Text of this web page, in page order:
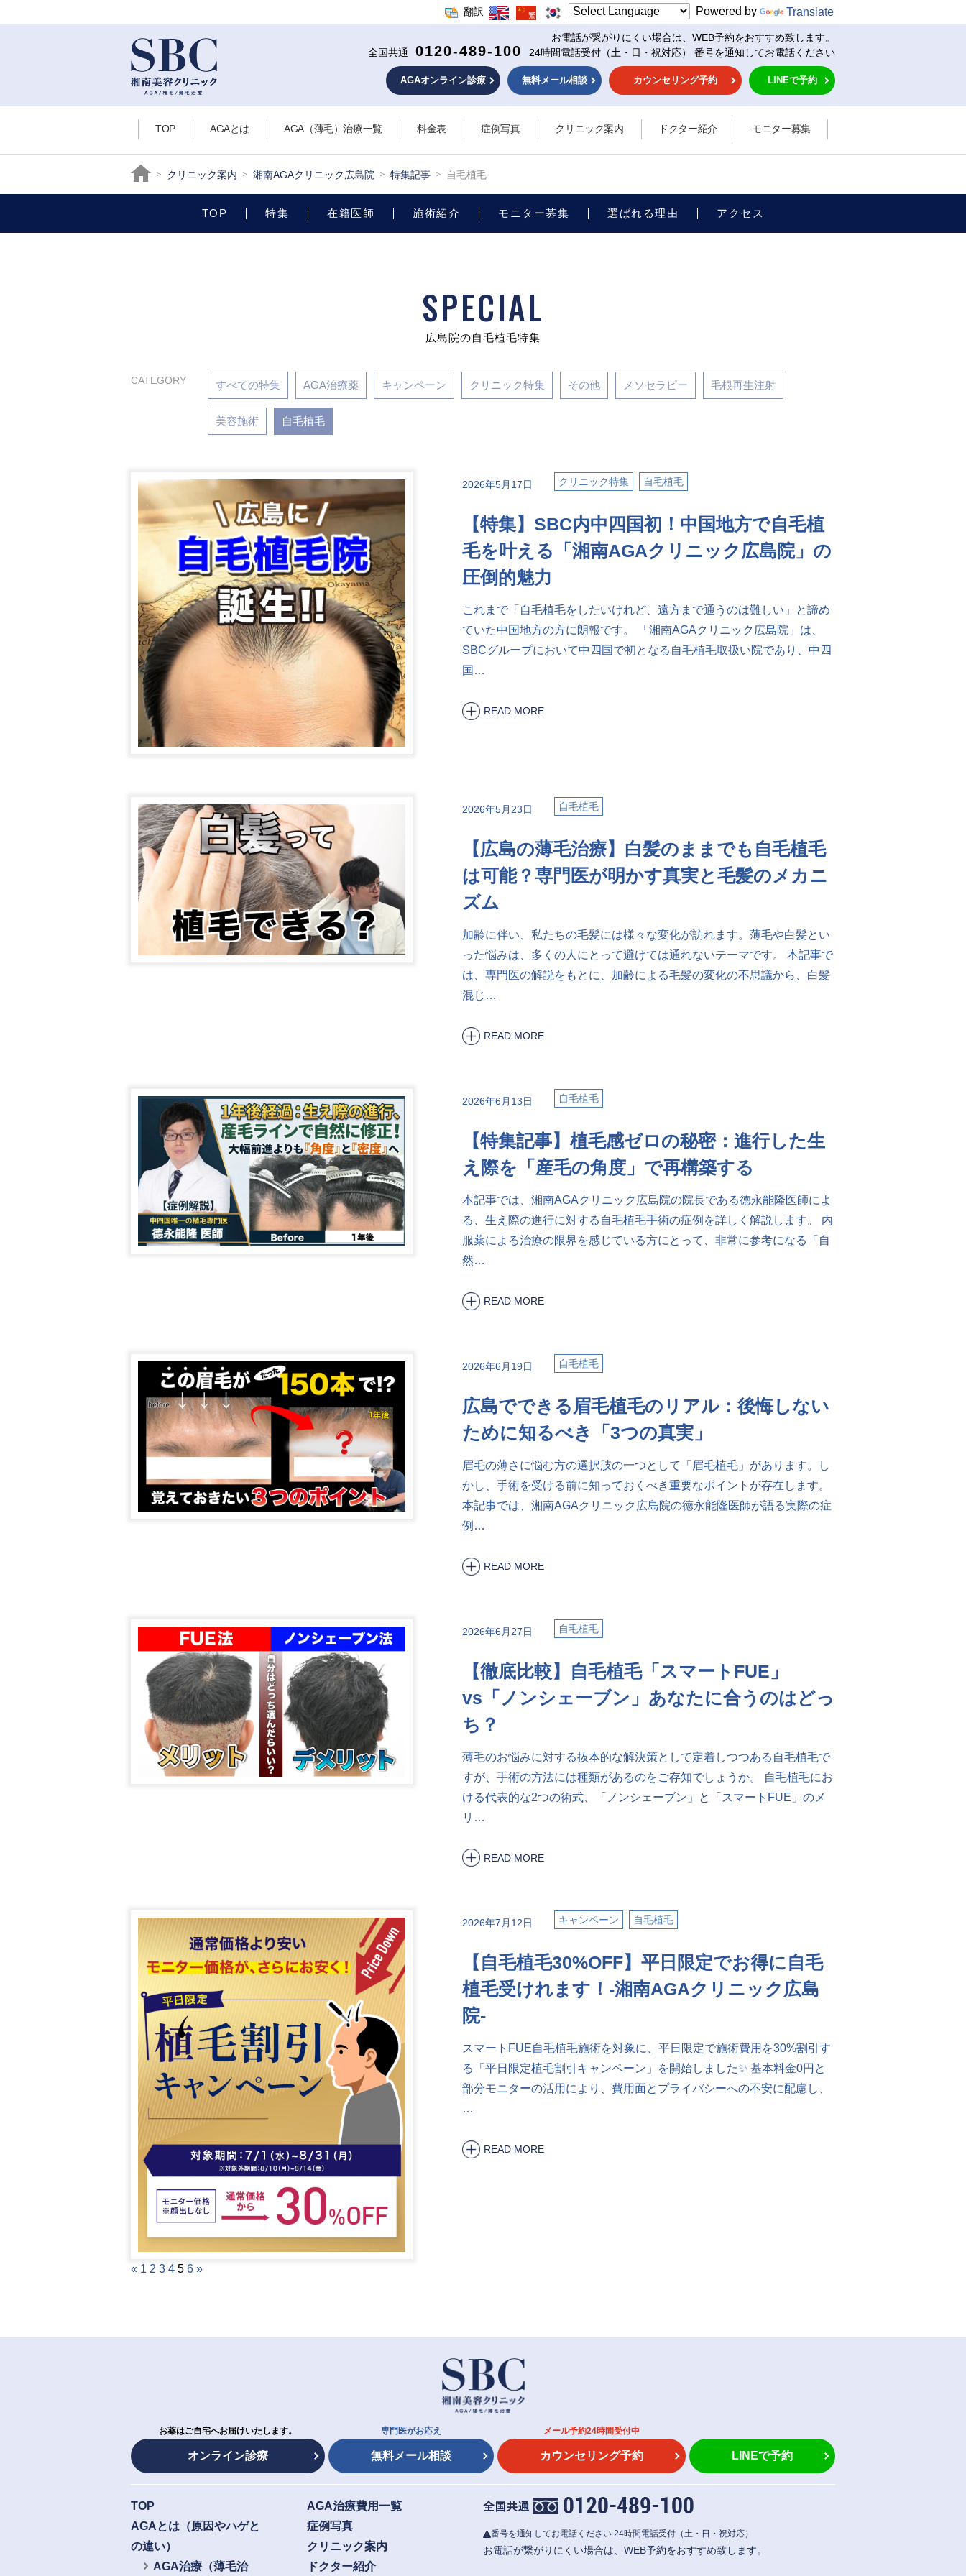
翻訳 Powered by Translate
お電話が繋がりにくい場合は、WEB予約をおすすめ致します。
全国共通
0120-489-100 24時間電話受付 （土・日・祝対応） 番号を通知してお電話ください
AGAオンライン診療 無料メール相談 カウンセリング予約 LINEで予約
TOP AGAとは AGA（薄毛）治療一覧 料金表 症例写真 クリニック案内 ドクター紹介 モニター募集
クリニック案内 湘南AGAクリニック広島院 特集記事 自毛植毛
TOP 特集 在籍医師 施術紹介 モニター募集 選ばれる理由 アクセス
SPECIAL
広島院の自毛植毛特集
CATEGORY すべての特集 AGA治療薬 キャンペーン クリニック特集 その他 メソセラピー 毛根再生注射
美容施術 自毛植毛
2026年5月17日 クリニック特集 自毛植毛
【特集】SBC内中四国初！中国地方で自毛植
毛を叶える「湘南AGAクリニック広島院」の
圧倒的魅力
これまで「自毛植毛をしたいけれど、遠方まで通うのは難しい」と諦め
ていた中国地方の方に朗報です。 「湘南AGAクリニック広島院」は、
SBCグループにおいて中四国で初となる自毛植毛取扱い院であり、中四
国…
READ MORE
2026年5月23日 自毛植毛
【広島の薄毛治療】白髪のままでも自毛植毛
は可能？専門医が明かす真実と毛髪のメカニ
ズム
加齢に伴い、私たちの毛髪には様々な変化が訪れます。薄毛や白髪とい
った悩みは、多くの人にとって避けては通れないテーマです。 本記事で
は、専門医の解説をもとに、加齢による毛髪の変化の不思議から、白髪
混じ…
READ MORE
2026年6月13日 自毛植毛
【特集記事】植毛感ゼロの秘密：進行した生
え際を「産毛の角度」で再構築する
本記事では、湘南AGAクリニック広島院の院長である徳永能隆医師によ
る、生え際の進行に対する自毛植毛手術の症例を詳しく解説します。 内
服薬による治療の限界を感じている方にとって、非常に参考になる「自
然…
READ MORE
2026年6月19日 自毛植毛
広島でできる眉毛植毛のリアル：後悔しない
ために知るべき「3つの真実」
眉毛の薄さに悩む方の選択肢の一つとして「眉毛植毛」があります。し
かし、手術を受ける前に知っておくべき重要なポイントが存在します。
本記事では、湘南AGAクリニック広島院の徳永能隆医師が語る実際の症
例…
READ MORE
2026年6月27日 自毛植毛
【徹底比較】自毛植毛「スマートFUE」
vs「ノンシェーブン」あなたに合うのはどっ
ち？
薄毛のお悩みに対する抜本的な解決策として定着しつつある自毛植毛で
すが、手術の方法には種類があるのをご存知でしょうか。 自毛植毛にお
ける代表的な2つの術式、「ノンシェーブン」と「スマートFUE」のメ
リ…
READ MORE
2026年7月12日 キャンペーン 自毛植毛
【自毛植毛30%OFF】平日限定でお得に自毛
植毛受けれます！-湘南AGAクリニック広島
院-
スマートFUE自毛植毛施術を対象に、平日限定で施術費用を30%割引す
る「平日限定植毛割引キャンペーン」を開始しました✨ 基本料金0円と
部分モニターの活用により、費用面とプライバシーへの不安に配慮し、
…
READ MORE
« 1 2 3 4 5 6 »
お薬はご自宅へお届けいたします。
オンライン診療
専門医がお応え
無料メール相談
メール予約24時間受付中
カウンセリング予約 LINEで予約
番号を通知してお電話ください 24時間電話受付 （土・日・祝対応）
お電話が繋がりにくい場合は、WEB予約をおすすめ致します。
TOP
AGAとは（原因やハゲと
の違い）
AGA治療（薄毛治
AGA治療費用一覧
症例写真
クリニック案内
ドクター紹介